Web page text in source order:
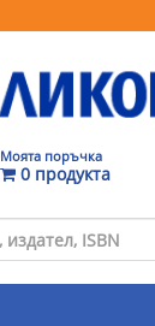
Моята поръчка
0 продукта